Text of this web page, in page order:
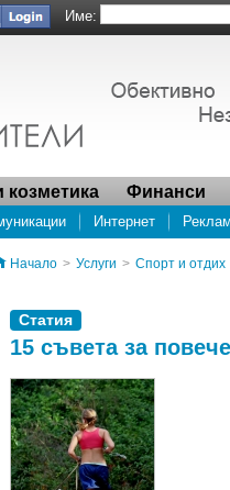
Име:
козметика Финанси
Интернет
отговорност на
Начало > Услуги > Спорт и отдих
Статия
15 съвета за